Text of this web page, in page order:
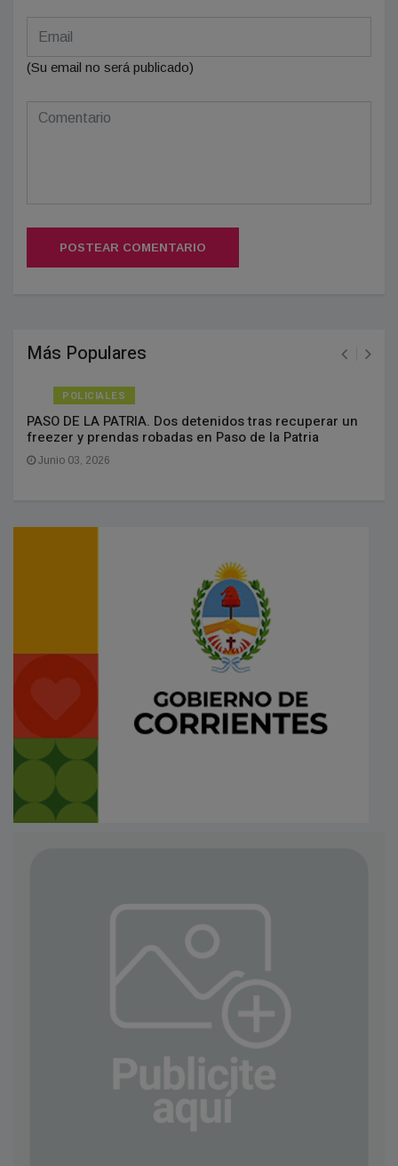
(Su email no será publicado)
POSTEAR COMENTARIO
Más Populares
POLICIALES
PASO DE LA PATRIA. Dos detenidos tras recuperar un
freezer y prendas robadas en Paso de la Patria
Junio 03, 2026